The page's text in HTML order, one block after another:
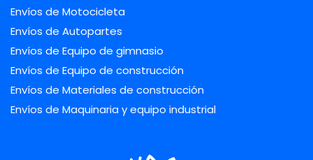
Envíos de Motocicleta
Envíos de Autopartes
Envíos de Equipo de gimnasio
Envíos de Equipo de construcción
Envíos de Materiales de construcción
Envíos de Maquinaria y equipo industrial